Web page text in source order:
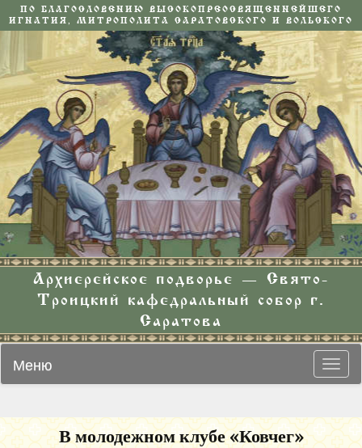
ПО БЛАГОСЛОВЕНИЮ ВЫСОКОПРЕОСВЯЩЕННЕЙШЕГО
ИГНАТИЯ, МИТРОПОЛИТА САРАТОВСКОГО И ВОЛЬСКОГО
Архиерейское подворье — Свято-
Троицкий кафедральный собор г.
Саратова
Меню
В молодежном клубе «Ковчег»